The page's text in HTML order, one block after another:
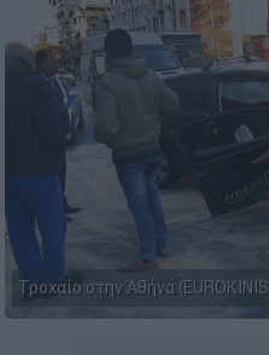
Τροχαίο στην Αθήνα